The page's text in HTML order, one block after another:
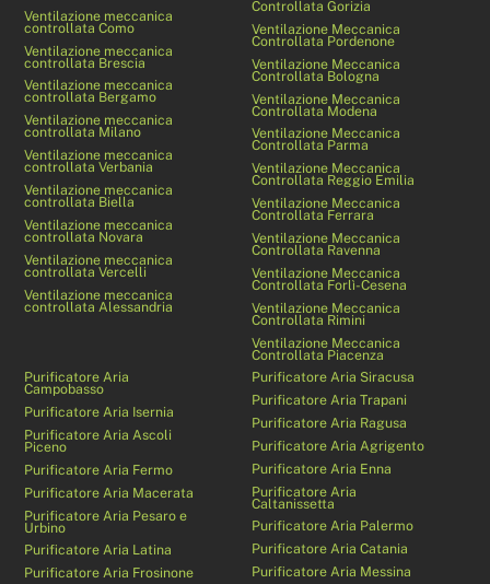
Ventilazione meccanica
controllata Como
Ventilazione meccanica
controllata Brescia
Ventilazione meccanica
controllata Bergamo
Ventilazione meccanica
controllata Milano
Ventilazione meccanica
controllata Verbania
Ventilazione meccanica
controllata Biella
Ventilazione meccanica
controllata Novara
Ventilazione meccanica
controllata Vercelli
Ventilazione meccanica
controllata Alessandria
Controllata Gorizia
Ventilazione Meccanica
Controllata Pordenone
Ventilazione Meccanica
Controllata Bologna
Ventilazione Meccanica
Controllata Modena
Ventilazione Meccanica
Controllata Parma
Ventilazione Meccanica
Controllata Reggio Emilia
Ventilazione Meccanica
Controllata Ferrara
Ventilazione Meccanica
Controllata Ravenna
Ventilazione Meccanica
Controllata Forlì-Cesena
Ventilazione Meccanica
Controllata Rimini
Ventilazione Meccanica
Controllata Piacenza
Purificatore Aria
Campobasso
Purificatore Aria Isernia
Purificatore Aria Ascoli
Piceno
Purificatore Aria Fermo
Purificatore Aria Macerata
Purificatore Aria Pesaro e
Urbino
Purificatore Aria Latina
Purificatore Aria Frosinone
Purificatore Aria Siracusa
Purificatore Aria Trapani
Purificatore Aria Ragusa
Purificatore Aria Agrigento
Purificatore Aria Enna
Purificatore Aria
Caltanissetta
Purificatore Aria Palermo
Purificatore Aria Catania
Purificatore Aria Messina